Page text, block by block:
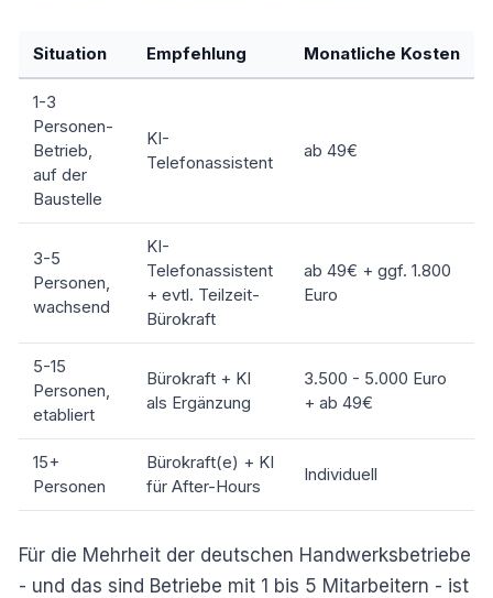
Situation Empfehlung Monatliche Kosten
1-3
Personen-
Betrieb,
auf der
Baustelle
KI-
Telefonassistent
ab 49€
3-5
Personen,
wachsend
KI-
Telefonassistent
+ evtl. Teilzeit-
Bürokraft
ab 49€ + ggf. 1.800
Euro
5-15
Personen,
etabliert
Bürokraft + KI
als Ergänzung
3.500 - 5.000 Euro
+ ab 49€
15+
Personen
Bürokraft(e) + KI
für After-Hours
Individuell
Für die Mehrheit der deutschen Handwerksbetriebe
- und das sind Betriebe mit 1 bis 5 Mitarbeitern - ist